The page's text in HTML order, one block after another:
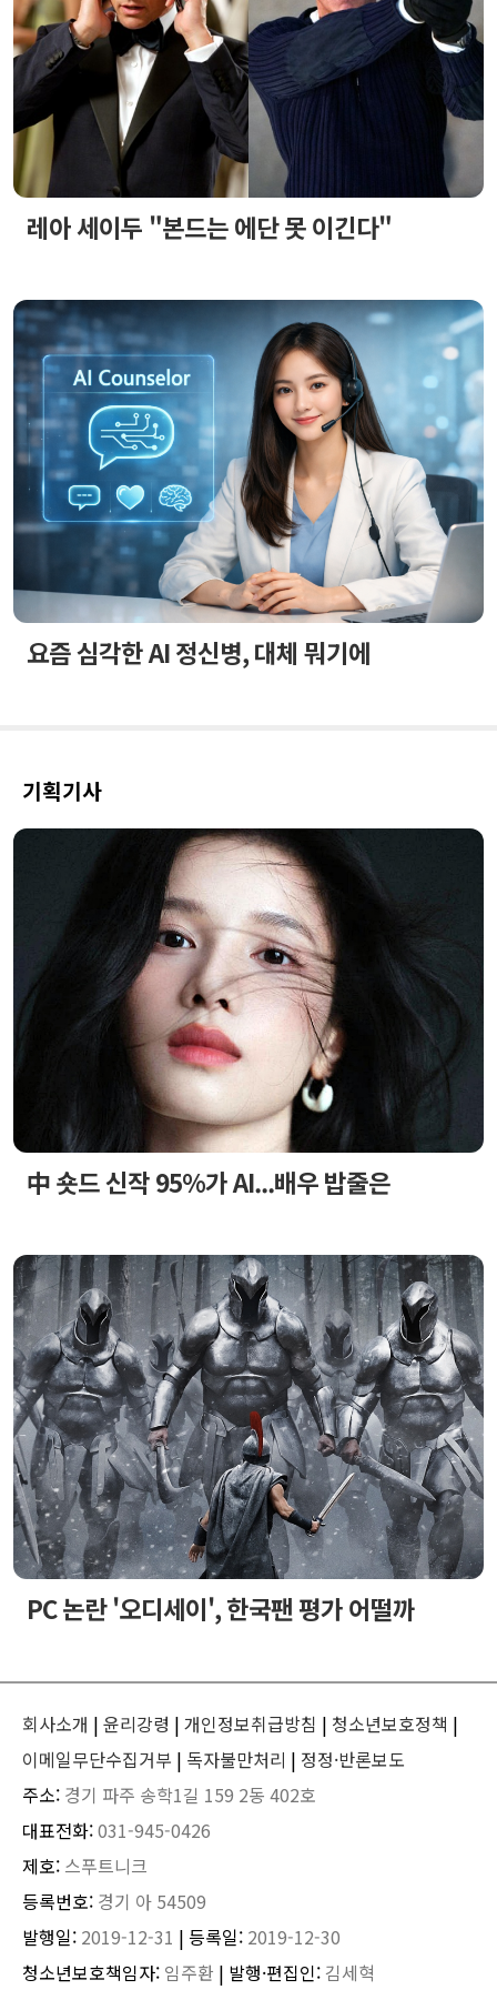
레아 세이두 "본드는 에단 못 이긴다"
요즘 심각한 AI 정신병, 대체 뭐기에
기획기사
中 숏드 신작 95%가 AI...배우 밥줄은
PC 논란 '오디세이', 한국팬 평가 어떨까
회사소개 | 윤리강령 | 개인정보취급방침 | 청소년보호정책 |
이메일무단수집거부 | 독자불만처리 | 정정·반론보도
주소: 경기 파주 송학1길 159 2동 402호
대표전화:031-945-0426
제호: 스푸트니크
등록번호: 경기 아 54509
발행일: 2019-12-31 | 등록일: 2019-12-30
청소년보호책임자: 임주환 | 발행·편집인: 김세혁